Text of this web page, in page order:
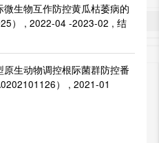
生物互作防控黄瓜枯萎病的
） , 2022-04 -2023-02 , 结
生动物调控根际菌群防控番
） , 2021-01